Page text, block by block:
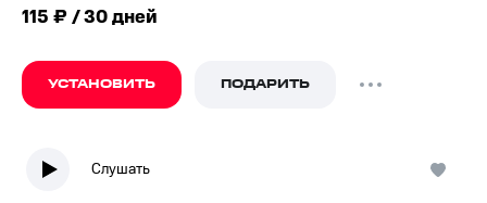
115 ₽ / 30 дней
УСТАНОВИТЬ ПОДАРИТЬ
Слушать